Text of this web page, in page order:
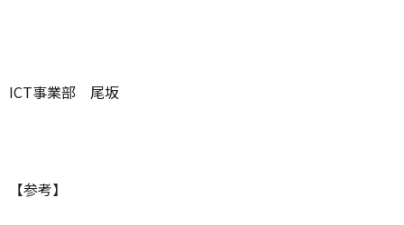
ICT事業部 尾坂
【参考】